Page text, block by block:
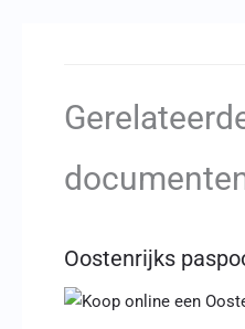
Oostenrijks